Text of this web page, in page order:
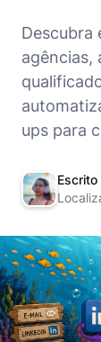
Descubra
agências,
ups para
Escrito